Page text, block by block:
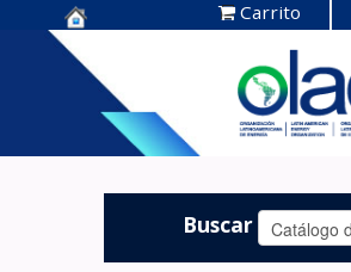
Centro de
Documentación
OLADE -
Carrito
Buscar